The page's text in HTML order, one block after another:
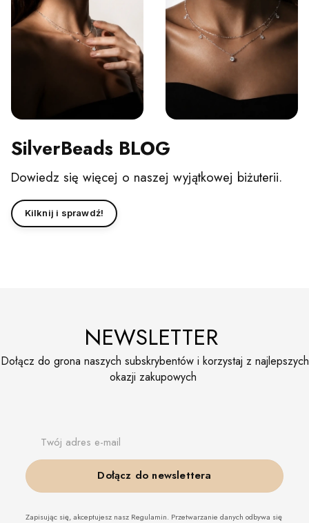
SilverBeads BLOG
Dowiedz się więcej o naszej wyjątkowej biżuterii.
Kilknij i sprawdź!
NEWSLETTER
Dołącz do grona naszych subskrybentów i korzystaj z najlepszych
okazji zakupowych
Twój adres e-mail
Dołącz do newslettera
Zapisując się, akceptujesz nasz Regulamin. Przetwarzanie danych odbywa się